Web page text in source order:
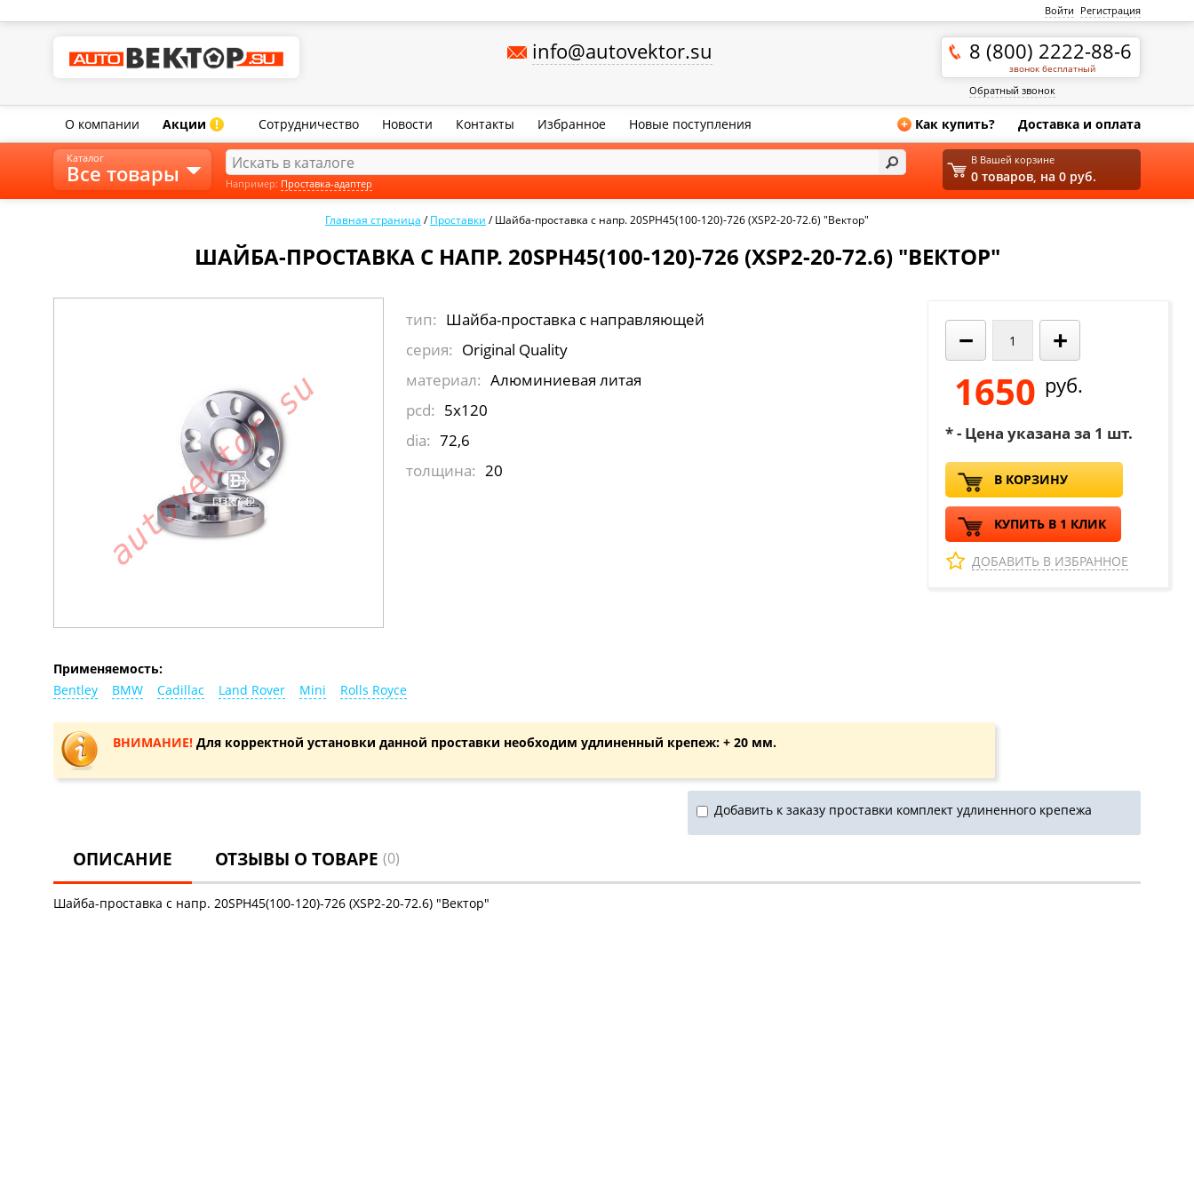
Войти Регистрация
info@autovektor.su 8 (800) 2222-88-6
звонок бесплатный
Обратный звонок
О компании Акции ! Сотрудничество Новости Контакты Избранное Новые поступления + Как купить? Доставка и оплата
Главная страница /Проставки /Шайба-проставка с напр. 20SPH45(100-120)-726 (XSP2-20-72.6) "Вектор"
ШАЙБА-ПРОСТАВКА С НАПР. 20SPH45(100-120)-726 (XSP2-20-72.6) "ВЕКТОР"
тип: Шайба-проставка с направляющей
серия: Original Quality
материал: Алюминиевая литая
pcd: 5x120
dia: 72,6
толщина: 20
Применяемость:
Bentley
BMW Cadillac Land Rover Mini Rolls Royce
− +
1650 руб.
* - Цена указана за 1 шт.
В КОРЗИНУ
КУПИТЬ В 1 КЛИК
ДОБАВИТЬ В ИЗБРАННОЕ
ВНИМАНИЕ!Для корректной установки данной проставки необходим удлиненный крепеж: + 20 мм.
Добавить к заказу проставки комплект удлиненного крепежа
ОПИСАНИЕ ОТЗЫВЫ О ТОВАРЕ (0)
Шайба-проставка с напр. 20SPH45(100-120)-726 (XSP2-20-72.6) "Вектор"
Каталог
Все товары
В Вашей корзине
0 товаров, на 0 руб.
Например: Проставка-адаптер